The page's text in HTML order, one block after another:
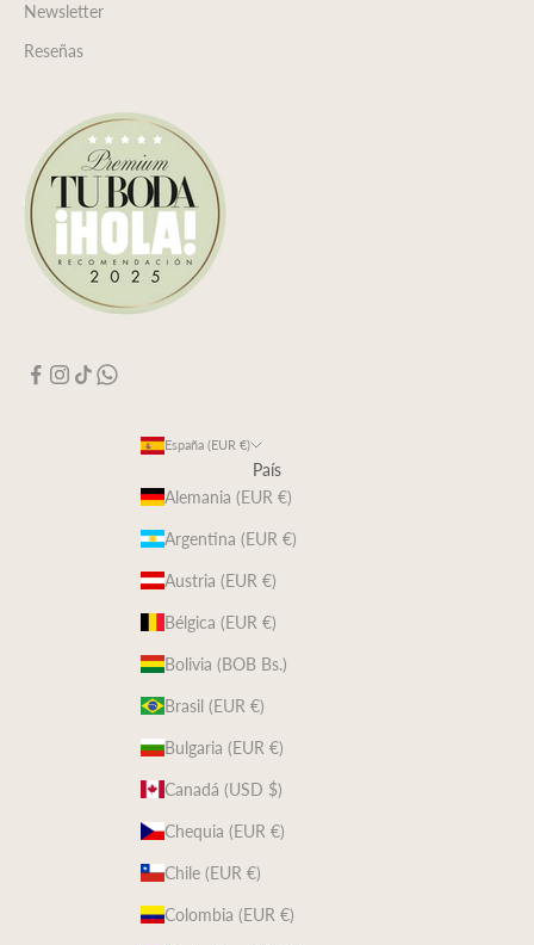
Newsletter
Reseñas
España (EUR €)
País
Alemania (EUR €)
Argentina (EUR €)
Austria (EUR €)
Bélgica (EUR €)
Bolivia (BOB Bs.)
Brasil (EUR €)
Bulgaria (EUR €)
Canadá (USD $)
Chequia (EUR €)
Chile (EUR €)
Colombia (EUR €)